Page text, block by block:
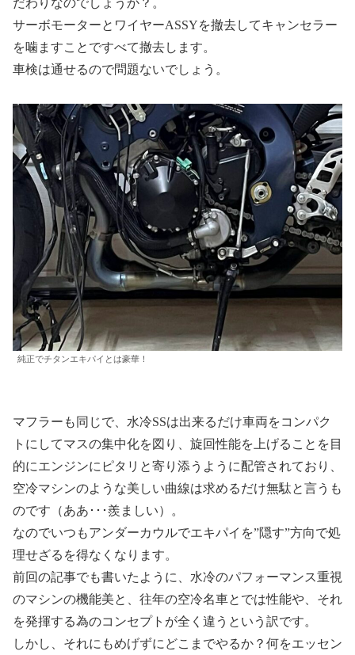
サーボモーターとワイヤーASSYを撤去してキャンセラー
を噛ますことですべて撤去します。
車検は通せるので問題ないでしょう。
純正でチタンエキパイとは豪華！
マフラーも同じで、水冷SSは出来るだけ車両をコンパク
トにしてマスの集中化を図り、旋回性能を上げることを目
的にエンジンにピタリと寄り添うように配管されており、
空冷マシンのような美しい曲線は求めるだけ無駄と言うも
のです（ああ･･･羨ましい）。
なのでいつもアンダーカウルでエキパイを”隠す”方向で処
理せざるを得なくなります。
前回の記事でも書いたように、水冷のパフォーマンス重視
のマシンの機能美と、往年の空冷名車とでは性能や、それ
を発揮する為のコンセプトが全く違うという訳です。
しかし、それにもめげずにどこまでやるか？何をエッセン